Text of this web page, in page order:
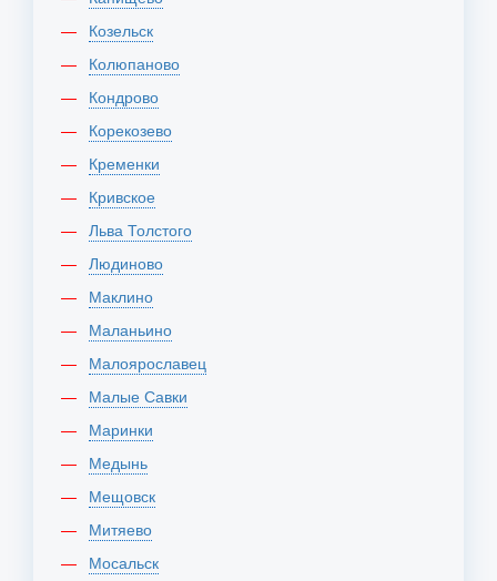
Козельск
Колюпаново
Кондрово
Корекозево
Кременки
Кривское
Льва Толстого
Людиново
Маклино
Маланьино
Малоярославец
Малые Савки
Маринки
Медынь
Мещовск
Митяево
Мосальск